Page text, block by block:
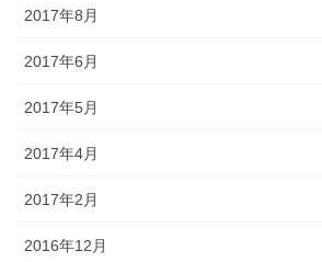
2017年8月
2017年6月
2017年5月
2017年4月
2017年2月
2016年12月